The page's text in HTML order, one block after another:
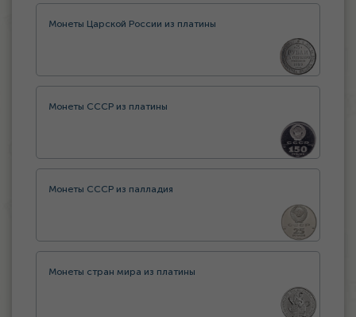
Монеты Царской России из платины
Монеты СССР из платины
Монеты СССР из палладия
Монеты стран мира из платины